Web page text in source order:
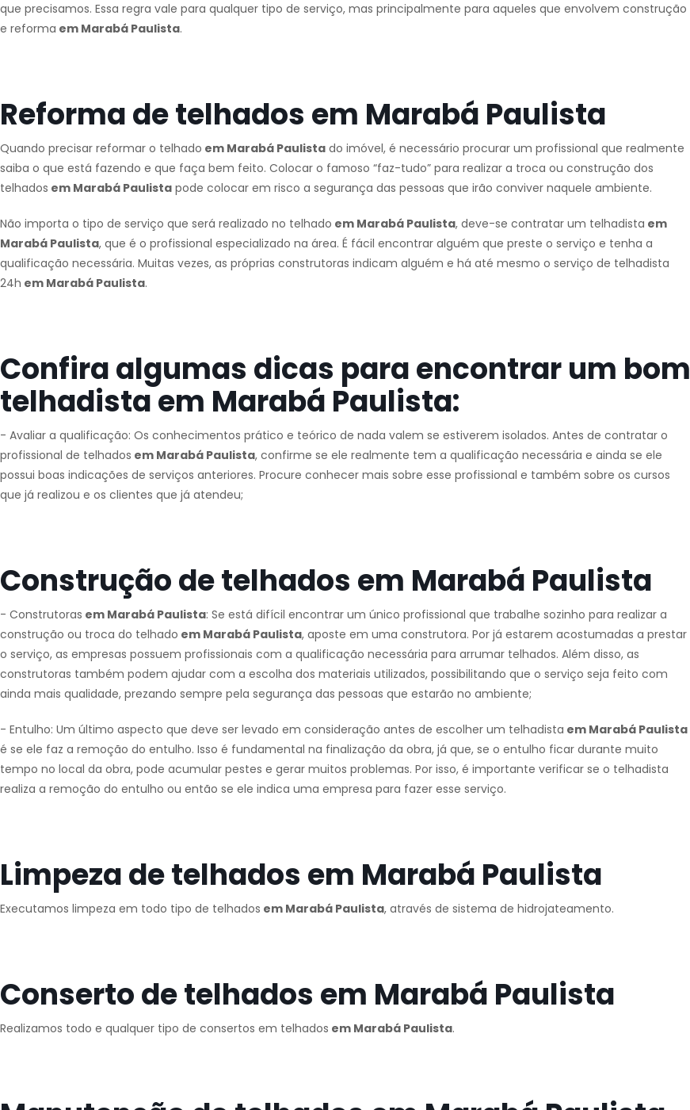
que precisamos. Essa regra vale para qualquer tipo de serviço, mas principalmente para aqueles que envolvem construção
e reforma em Marabá Paulista.
Reforma de telhados em Marabá Paulista
Quando precisar reformar o telhado em Marabá Paulista do imóvel, é necessário procurar um profissional que realmente
saiba o que está fazendo e que faça bem feito. Colocar o famoso “faz-tudo” para realizar a troca ou construção dos
telhados em Marabá Paulista pode colocar em risco a segurança das pessoas que irão conviver naquele ambiente.
Não importa o tipo de serviço que será realizado no telhado em Marabá Paulista, deve-se contratar um telhadista em
Marabá Paulista, que é o profissional especializado na área. É fácil encontrar alguém que preste o serviço e tenha a
qualificação necessária. Muitas vezes, as próprias construtoras indicam alguém e há até mesmo o serviço de telhadista
24h em Marabá Paulista.
Confira algumas dicas para encontrar um bom
telhadista em Marabá Paulista:
- Avaliar a qualificação: Os conhecimentos prático e teórico de nada valem se estiverem isolados. Antes de contratar o
profissional de telhados em Marabá Paulista, confirme se ele realmente tem a qualificação necessária e ainda se ele
possui boas indicações de serviços anteriores. Procure conhecer mais sobre esse profissional e também sobre os cursos
que já realizou e os clientes que já atendeu;
Construção de telhados em Marabá Paulista
- Construtoras em Marabá Paulista: Se está difícil encontrar um único profissional que trabalhe sozinho para realizar a
construção ou troca do telhado em Marabá Paulista, aposte em uma construtora. Por já estarem acostumadas a prestar
o serviço, as empresas possuem profissionais com a qualificação necessária para arrumar telhados. Além disso, as
construtoras também podem ajudar com a escolha dos materiais utilizados, possibilitando que o serviço seja feito com
ainda mais qualidade, prezando sempre pela segurança das pessoas que estarão no ambiente;
- Entulho: Um último aspecto que deve ser levado em consideração antes de escolher um telhadista em Marabá Paulista
é se ele faz a remoção do entulho. Isso é fundamental na finalização da obra, já que, se o entulho ficar durante muito
tempo no local da obra, pode acumular pestes e gerar muitos problemas. Por isso, é importante verificar se o telhadista
realiza a remoção do entulho ou então se ele indica uma empresa para fazer esse serviço.
Limpeza de telhados em Marabá Paulista
Executamos limpeza em todo tipo de telhados em Marabá Paulista, através de sistema de hidrojateamento.
Conserto de telhados em Marabá Paulista
Realizamos todo e qualquer tipo de consertos em telhados em Marabá Paulista.